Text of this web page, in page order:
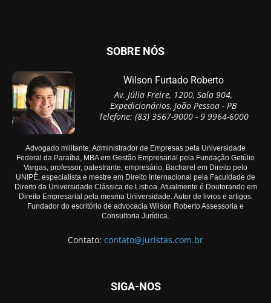
SOBRE NÓS
Wilson Furtado Roberto
Av. Júlia Freire, 1200, Sala 904,
Expedicionários, João Pessoa - PB
Telefone: (83) 3567-9000 - 9 9964-6000
Advogado militante, Administrador de Empresas pela Universidade
Federal da Paraíba, MBA em Gestão Empresarial pela Fundação Getúlio
Vargas, professor, palestrante, empresário, Bacharel em Direito pelo
UNIPÊ, especialista e mestre em Direito Internacional pela Faculdade de
Direito da Universidade Clássica de Lisboa. Atualmente é Doutorando em
Direito Empresarial pela mesma Universidade. Autor de livros e artigos.
Fundador do escritório de advocacia Wilson Roberto Assessoria e
Consultoria Jurídica.
Contato: contato@juristas.com.br
SIGA-NOS